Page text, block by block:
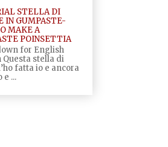
STELLA DI
IN GUMPASTE-
MAKE A
POINSETTIA
for English
Questa stella di
fatta io e ancora
...